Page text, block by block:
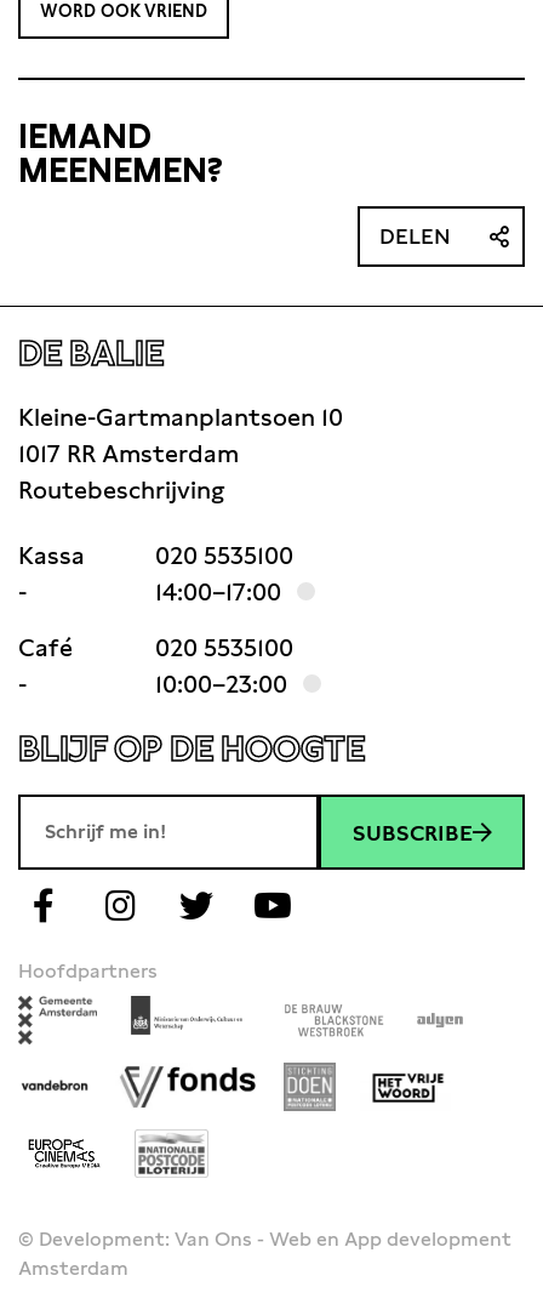
WORD OOK VRIEND
IEMAND
MEENEMEN?
DELEN
DE BALIE
Kleine-Gartmanplantsoen 10
1017 RR Amsterdam
Routebeschrijving
Kassa
020 5535100
-
14:00–17:00
Café
020 5535100
-
10:00–23:00
BLIJF OP DE HOOGTE
SUBSCRIBE
Hoofdpartners
© Development: Van Ons - Web en App development
Amsterdam